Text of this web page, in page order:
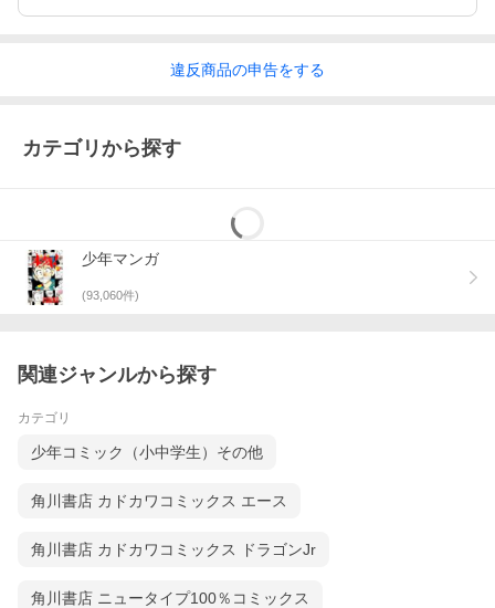
違反商品の申告をする
カテゴリから探す
少年マンガ
(93,060件)
関連ジャンルから探す
カテゴリ
少年コミック（小中学生）その他
角川書店 カドカワコミックス エース
角川書店 カドカワコミックス ドラゴンJr
角川書店 ニュータイプ100％コミックス